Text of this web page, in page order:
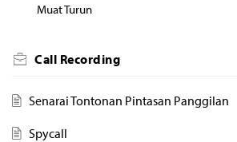
Muat Turun
Call Recording
Senarai Tontonan Pintasan Panggilan
Spycall